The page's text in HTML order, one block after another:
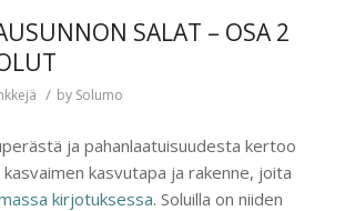
SALAT – OSA 2
/ by Solumo
ja pahanlaatuisuudesta kertoo
kasvutapa ja rakenne, joita
kirjotuksessa. Soluilla on niiden